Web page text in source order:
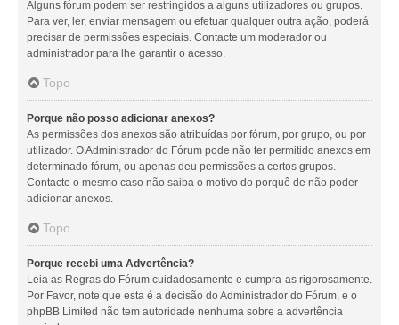
Alguns fórum podem ser restringidos a alguns utilizadores ou grupos.
Para ver, ler, enviar mensagem ou efetuar qualquer outra ação, poderá
precisar de permissões especiais. Contacte um moderador ou
administrador para lhe garantir o acesso.
Topo
Porque não posso adicionar anexos?
As permissões dos anexos são atribuídas por fórum, por grupo, ou por
utilizador. O Administrador do Fórum pode não ter permitido anexos em
determinado fórum, ou apenas deu permissões a certos grupos.
Contacte o mesmo caso não saiba o motivo do porquê de não poder
adicionar anexos.
Topo
Porque recebi uma Advertência?
Leia as Regras do Fórum cuidadosamente e cumpra-as rigorosamente.
Por Favor, note que esta é a decisão do Administrador do Fórum, e o
phpBB Limited não tem autoridade nenhuma sobre a advertência